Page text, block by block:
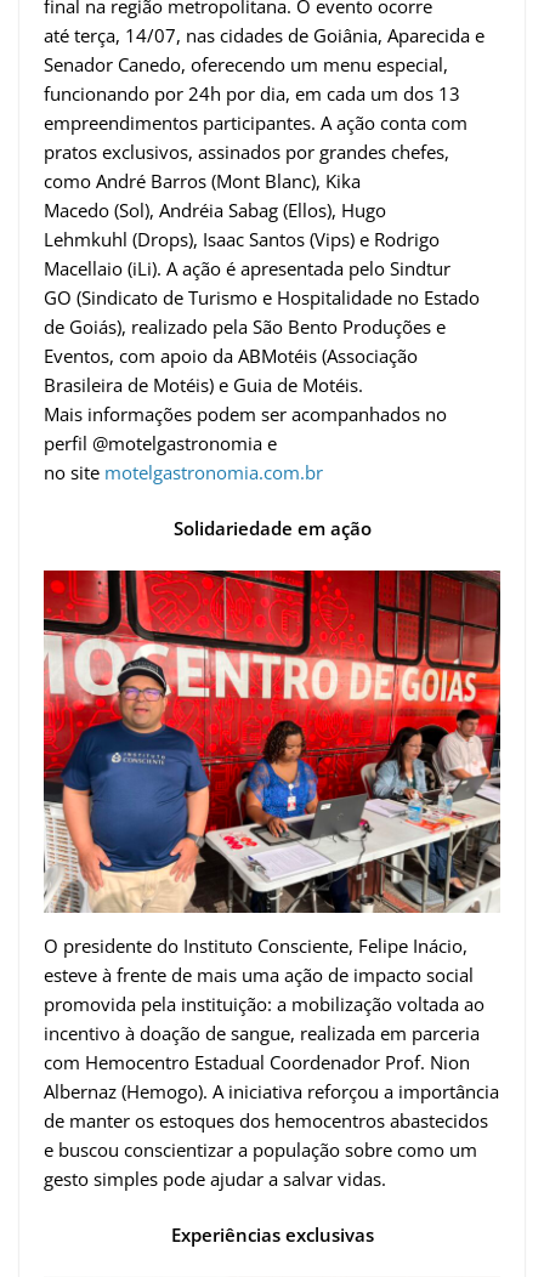
final na região metropolitana. O evento ocorre
até terça, 14/07, nas cidades de Goiânia, Aparecida e
Senador Canedo, oferecendo um menu especial,
funcionando por 24h por dia, em cada um dos 13
empreendimentos participantes. A ação conta com
pratos exclusivos, assinados por grandes chefes,
como André Barros (Mont Blanc), Kika
Macedo (Sol), Andréia Sabag (Ellos), Hugo
Lehmkuhl (Drops), Isaac Santos (Vips) e Rodrigo
Macellaio (iLi). A ação é apresentada pelo Sindtur
GO (Sindicato de Turismo e Hospitalidade no Estado
de Goiás), realizado pela São Bento Produções e
Eventos, com apoio da ABMotéis (Associação
Brasileira de Motéis) e Guia de Motéis.
Mais informações podem ser acompanhados no
perfil @motelgastronomia e
no site motelgastronomia.com.br
Solidariedade em ação
O presidente do Instituto Consciente, Felipe Inácio,
esteve à frente de mais uma ação de impacto social
promovida pela instituição: a mobilização voltada ao
incentivo à doação de sangue, realizada em parceria
com Hemocentro Estadual Coordenador Prof. Nion
Albernaz (Hemogo). A iniciativa reforçou a importância
de manter os estoques dos hemocentros abastecidos
e buscou conscientizar a população sobre como um
gesto simples pode ajudar a salvar vidas.
Experiências exclusivas